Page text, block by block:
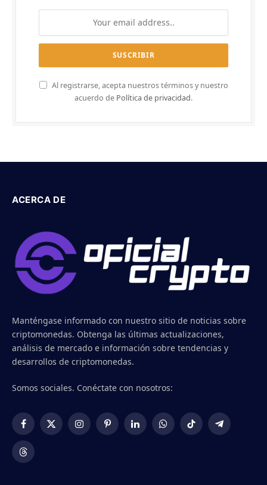
Al registrarse, acepta nuestros términos y nuestro
acuerdo de Política de privacidad.
ACERCA DE
Manténgase informado con nuestro sitio de noticias sobre
criptomonedas. Obtenga las últimas actualizaciones,
análisis de mercado e información sobre tendencias y
desarrollos de criptomonedas.
Somos sociales. Conéctate con nosotros:
Facebook
X
InstagramPinterestLinkedInWhatsApp
TikTok Telegram
Threads